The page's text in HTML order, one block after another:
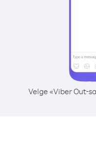
Velge «Viber Out-